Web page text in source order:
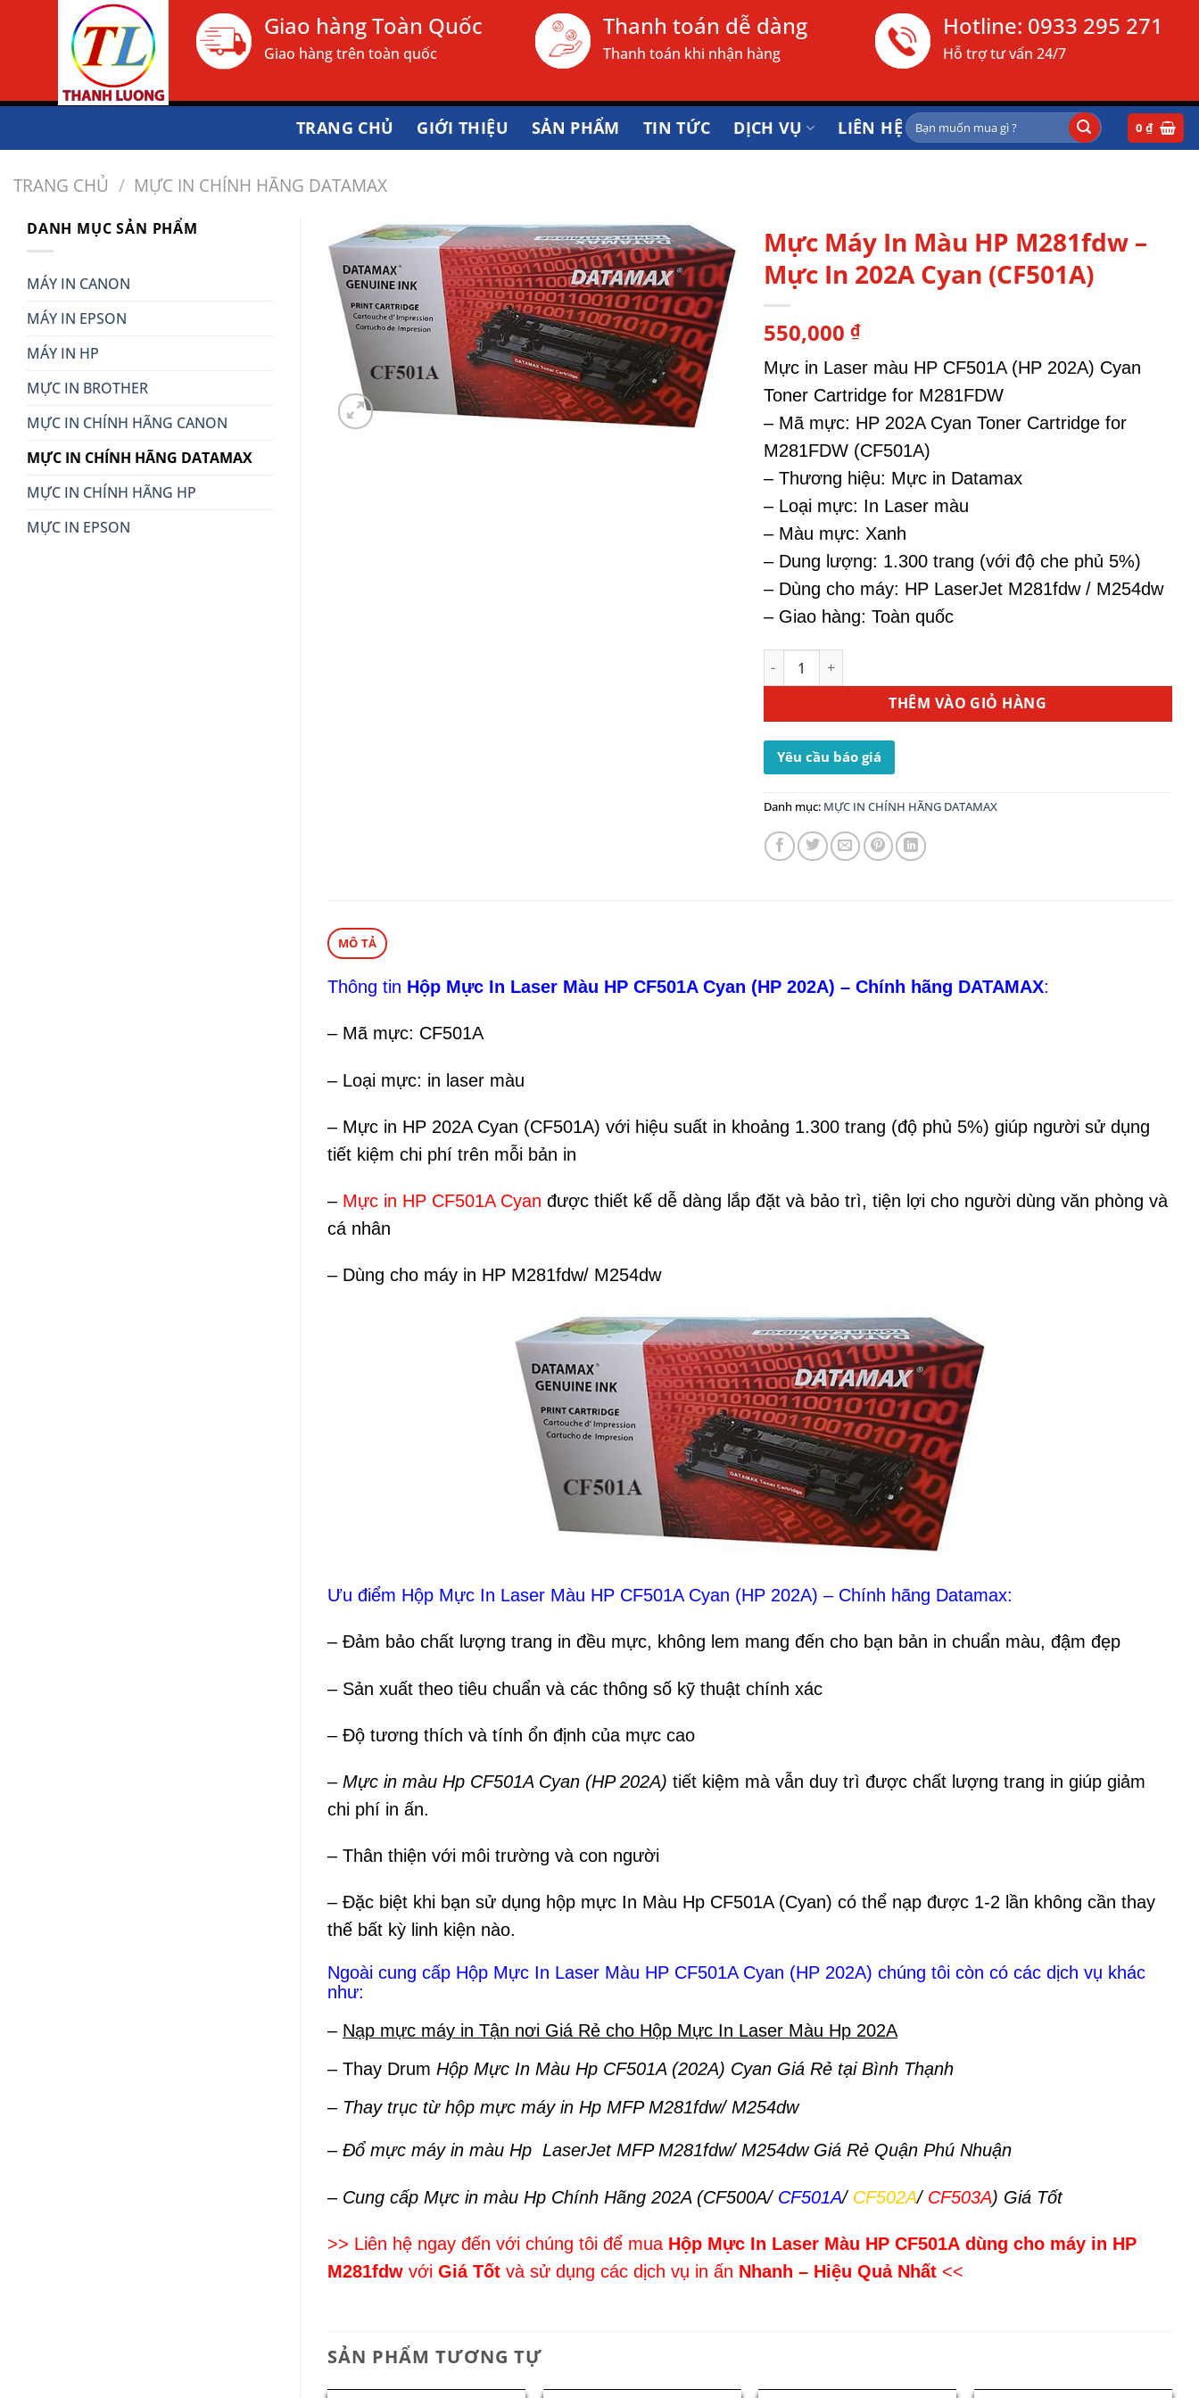
Giao hàng Toàn Quốc
Giao hàng trên toàn quốc
Thanh toán dễ dàng
Thanh toán khi nhận hàng
Hotline: 0933 295 271
Hỗ trợ tư vấn 24/7
TRANG CHỦ GIỚI THIỆU SẢN PHẨM TIN TỨC DỊCH VỤ LIÊN HỆ Tìm
kiếm:
0₫
TRANG CHỦ / MỰC IN CHÍNH HÃNG DATAMAX
DANH MỤC SẢN PHẨM
MÁY IN CANON
MÁY IN EPSON
MÁY IN HP
MỰC IN BROTHER
MỰC IN CHÍNH HÃNG CANON
MỰC IN CHÍNH HÃNG DATAMAX
MỰC IN CHÍNH HÃNG HP
MỰC IN EPSON
Mực Máy In Màu HP M281fdw –
Mực In 202A Cyan (CF501A)
550,000 ₫
Mực in Laser màu HP CF501A (HP 202A) Cyan
Toner Cartridge for M281FDW
– Mã mực: HP 202A Cyan Toner Cartridge for
M281FDW (CF501A)
– Thương hiệu: Mực in Datamax
– Loại mực: In Laser màu
– Màu mực: Xanh
– Dung lượng: 1.300 trang (với độ che phủ 5%)
– Dùng cho máy: HP LaserJet M281fdw / M254dw
– Giao hàng: Toàn quốc
Mực Máy In Màu HP M281fdw - Mực In 202A Cyan (CF501A) số
THÊM VÀO GIỎ HÀNG
Yêu cầu báo giá
Danh mục: MỰC IN CHÍNH HÃNG DATAMAX
MÔ TẢ
Thông tin Hộp Mực In Laser Màu HP CF501A Cyan (HP 202A) – Chính hãng DATAMAX:
– Mã mực: CF501A
– Loại mực: in laser màu
– Mực in HP 202A Cyan (CF501A) với hiệu suất in khoảng 1.300 trang (độ phủ 5%) giúp người sử dụng
tiết kiệm chi phí trên mỗi bản in
– Mực in HP CF501A Cyan được thiết kế dễ dàng lắp đặt và bảo trì, tiện lợi cho người dùng văn phòng và
cá nhân
– Dùng cho máy in HP M281fdw/ M254dw
Ưu điểm Hộp Mực In Laser Màu HP CF501A Cyan (HP 202A) – Chính hãng Datamax:
– Đảm bảo chất lượng trang in đều mực, không lem mang đến cho bạn bản in chuẩn màu, đậm đẹp
– Sản xuất theo tiêu chuẩn và các thông số kỹ thuật chính xác
– Độ tương thích và tính ổn định của mực cao
– Mực in màu Hp CF501A Cyan (HP 202A) tiết kiệm mà vẫn duy trì được chất lượng trang in giúp giảm
chi phí in ấn.
– Thân thiện với môi trường và con người
– Đặc biệt khi bạn sử dụng hộp mực In Màu Hp CF501A (Cyan) có thể nạp được 1-2 lần không cần thay
thế bất kỳ linh kiện nào.
Ngoài cung cấp Hộp Mực In Laser Màu HP CF501A Cyan (HP 202A) chúng tôi còn có các dịch vụ khác
như:
– Nạp mực máy in Tận nơi Giá Rẻ cho Hộp Mực In Laser Màu Hp 202A
– Thay Drum Hộp Mực In Màu Hp CF501A (202A) Cyan Giá Rẻ tại Bình Thạnh
–Thay trục từ hộp mực máy in Hp MFP M281fdw/ M254dw
– Đổ mực máy in màu Hp LaserJet MFP M281fdw/ M254dw Giá Rẻ Quận Phú Nhuận
– Cung cấp Mực in màu Hp Chính Hãng 202A (CF500A/ CF501A/ CF502A/ CF503A) Giá Tốt
>> Liên hệ ngay đến với chúng tôi để mua Hộp Mực In Laser Màu HP CF501A dùng cho máy in HP
M281fdw với Giá Tốt và sử dụng các dịch vụ in ấn Nhanh – Hiệu Quả Nhất <<
SẢN PHẨM TƯƠNG TỰ